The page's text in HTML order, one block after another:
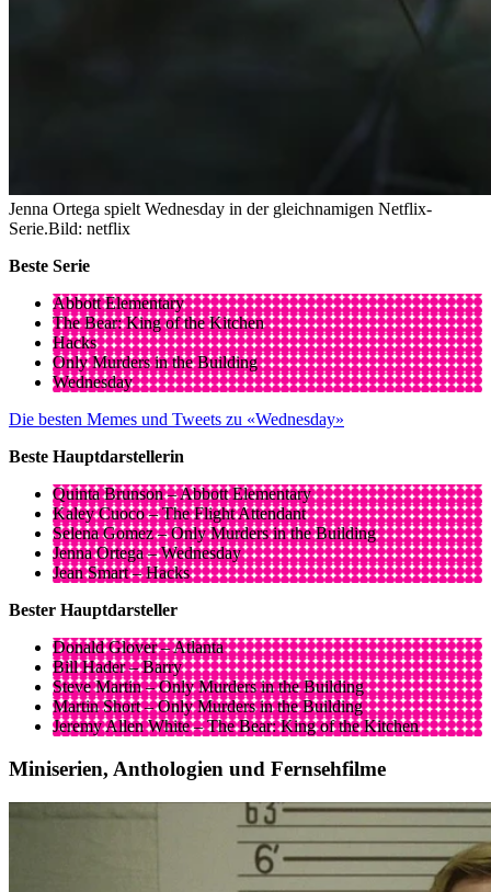
Jenna Ortega spielt Wednesday in der gleichnamigen Netflix-
Serie.Bild: netflix
Beste Serie
Abbott Elementary
The Bear: King of the Kitchen
Hacks
Only Murders in the Building
Wednesday
Die besten Memes und Tweets zu «Wednesday»
Beste Hauptdarstellerin
Quinta Brunson – Abbott Elementary
Kaley Cuoco – The Flight Attendant
Selena Gomez – Only Murders in the Building
Jenna Ortega – Wednesday
Jean Smart – Hacks
Bester Hauptdarsteller
Donald Glover – Atlanta
Bill Hader – Barry
Steve Martin – Only Murders in the Building
Martin Short – Only Murders in the Building
Jeremy Allen White – The Bear: King of the Kitchen
Miniserien, Anthologien und Fernsehfilme